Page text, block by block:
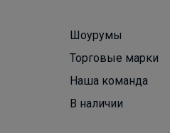
Шоурумы
Торговые марки
Наша команда
В наличии